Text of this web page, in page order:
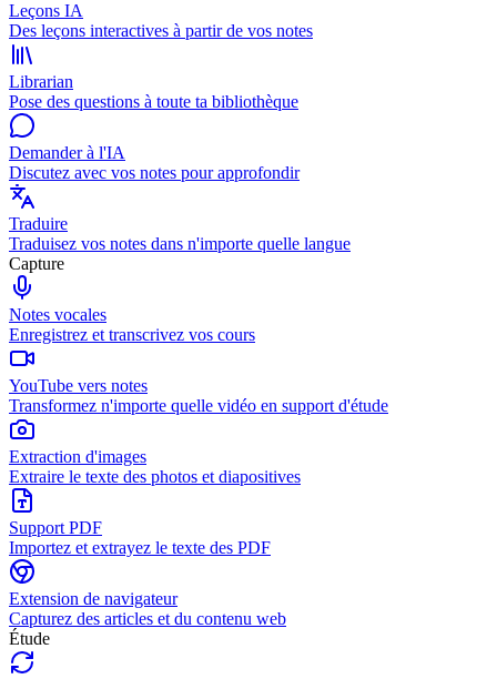
Leçons IA
Des leçons interactives à partir de vos notes
Librarian
Pose des questions à toute ta bibliothèque
Demander à l'IA
Discutez avec vos notes pour approfondir
Traduire
Traduisez vos notes dans n'importe quelle langue
Capture
Notes vocales
Enregistrez et transcrivez vos cours
YouTube vers notes
Transformez n'importe quelle vidéo en support d'étude
Extraction d'images
Extraire le texte des photos et diapositives
Support PDF
Importez et extrayez le texte des PDF
Extension de navigateur
Capturez des articles et du contenu web
Étude